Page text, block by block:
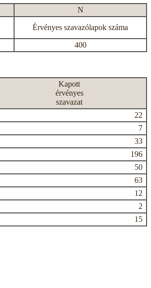
N
Érvényes szavazólapok száma
400
Kapott
érvényes
szavazat
22
7
33
196
50
63
12
2
15